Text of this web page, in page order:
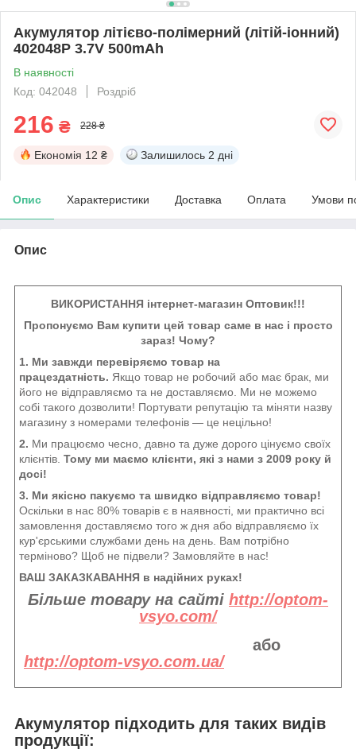
Акумулятор літієво-полімерний (літій-іонний)
402048P 3.7V 500mAh
В наявності
Код: 042048
Роздріб
216 ₴ 228 ₴
Економія 12 ₴ Залишилось 2 дні
Опис Характеристики Доставка Оплата Умови
Опис
ВИКОРИСТАННЯ інтернет-магазин Оптовик!!!
Пропонуємо Вам купити цей товар саме в нас і просто
зараз! Чому?
1. Ми завжди перевіряємо товар на
працездатність. Якщо товар не робочий або має брак, ми
його не відправляємо та не доставляємо. Ми не можемо
собі такого дозволити! Портувати репутацію та міняти назву
магазину з номерами телефонів — це нецільно!
2. Ми працюємо чесно, давно та дуже дорого цінуємо своїх
клієнтів. Тому ми маємо клієнти, які з нами з 2009 року й
досі!
3. Ми якісно пакуємо та швидко відправляємо товар!
Оскільки в нас 80% товарів є в наявності, ми практично всі
замовлення доставляємо того ж дня або відправляємо їх
кур'єрськими службами день на день. Вам потрібно
терміново? Щоб не підвели? Замовляйте в нас!
ВАШ ЗАКАЗКАВАННЯ в надійних руках!
Більше товару на сайті http://optom-
vsyo.com/
або
http://optom-vsyo.com.ua/
Акумулятор підходить для таких видів
продукції: